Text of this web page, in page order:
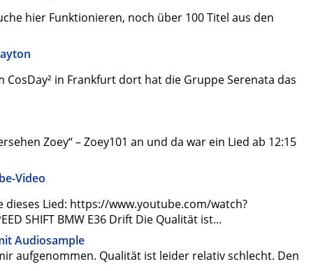
hier Funktionieren, noch über 100 Titel aus den
CosDay² in Frankfurt dort hat die Gruppe Serenata das
Zoey“ – Zoey101 an und da war ein Lied ab 12:15
Video
dieses Lied: https://www.youtube.com/watch?
SHIFT BMW E36 Drift Die Qualität ist...
Audiosample
aufgenommen. Qualität ist leider relativ schlecht. Den